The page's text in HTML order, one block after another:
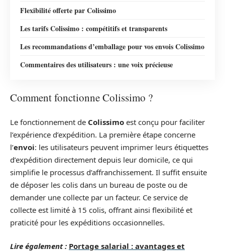
Flexibilité offerte par Colissimo
Les tarifs Colissimo : compétitifs et transparents
Les recommandations d’emballage pour vos envois Colissimo
Commentaires des utilisateurs : une voix précieuse
Comment fonctionne Colissimo ?
Le fonctionnement de Colissimo est conçu pour faciliter
l’expérience d’expédition. La première étape concerne
l’envoi: les utilisateurs peuvent imprimer leurs étiquettes
d’expédition directement depuis leur domicile, ce qui
simplifie le processus d’affranchissement. Il suffit ensuite
de déposer les colis dans un bureau de poste ou de
demander une collecte par un facteur. Ce service de
collecte est limité à 15 colis, offrant ainsi flexibilité et
praticité pour les expéditions occasionnelles.
Lire également : Portage salarial : avantages et